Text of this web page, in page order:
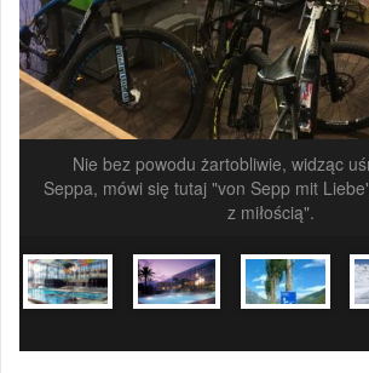
Nie bez powodu żartobliwie, widząc
Seppa, mówi się tutaj "von Sepp mit
z miłością".